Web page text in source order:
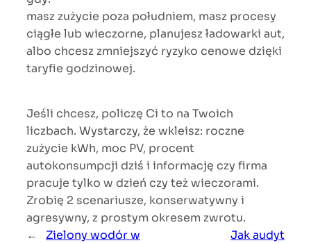
masz zużycie poza południem, masz procesy
ciągłe lub wieczorne, planujesz ładowarki aut,
albo chcesz zmniejszyć ryzyko cenowe dzięki
taryfie godzinowej.
Jeśli chcesz, policzę Ci to na Twoich
liczbach. Wystarczy, że wkleisz: roczne
zużycie kWh, moc PV, procent
autokonsumpcji dziś i informację czy firma
pracuje tylko w dzień czy też wieczorami.
Zrobię 2 scenariusze, konserwatywny i
agresywny, z prostym okresem zwrotu.
←
Zielony wodór w
Jak audyt